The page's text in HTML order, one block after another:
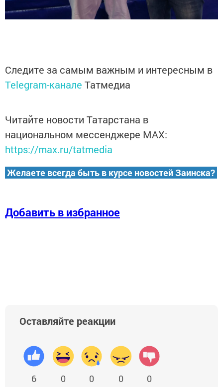
Следите за самым важным и интересным в
Telegram-канале Татмедиа
Читайте новости Татарстана в
национальном мессенджере MАХ:
https://max.ru/tatmedia
Желаете всегда быть в курсе новостей Заинска?
Добавить в избранное
Оставляйте реакции
6 0 0 0 0